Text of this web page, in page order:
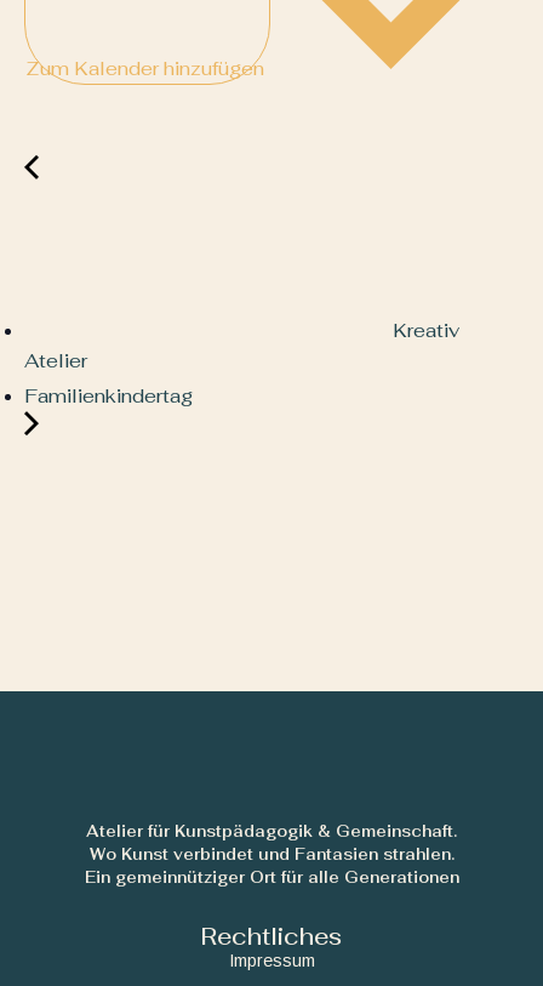
Zum Kalender hinzufügen
Kreativ
Atelier
Familienkindertag
Atelier für Kunstpädagogik & Gemeinschaft.
Wo Kunst verbindet und Fantasien strahlen.
Ein gemeinnütziger Ort für alle Generationen
Rechtliches
Impressum